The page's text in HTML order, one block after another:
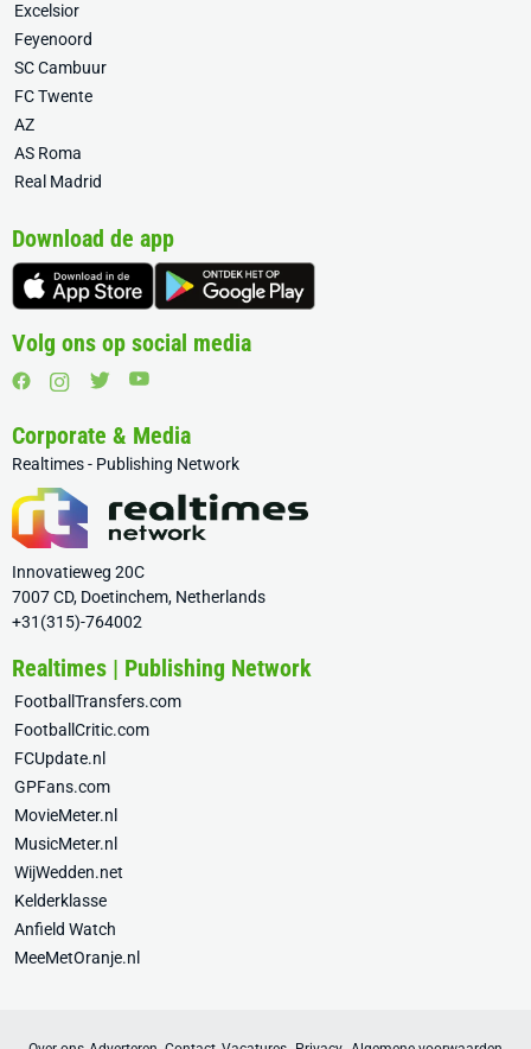
Excelsior
Feyenoord
SC Cambuur
FC Twente
AZ
AS Roma
Real Madrid
Download de app
Volg ons op social media
Corporate & Media
Realtimes - Publishing Network
Innovatieweg 20C
7007 CD, Doetinchem, Netherlands
+31(315)-764002
Realtimes | Publishing Network
FootballTransfers.com
FootballCritic.com
FCUpdate.nl
GPFans.com
MovieMeter.nl
MusicMeter.nl
WijWedden.net
Kelderklasse
Anfield Watch
MeeMetOranje.nl